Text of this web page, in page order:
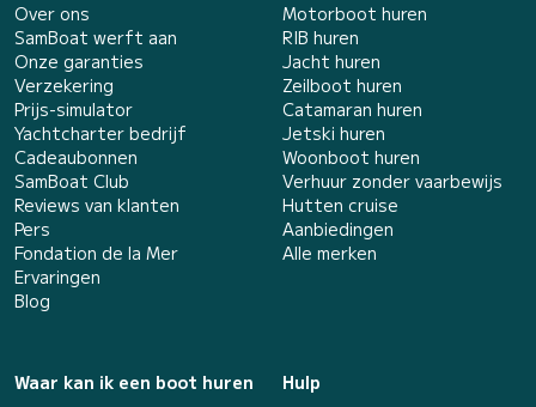
Over ons
SamBoat werft aan
Onze garanties
Verzekering
Prijs-simulator
Yachtcharter bedrijf
Cadeaubonnen
SamBoat Club
Reviews van klanten
Pers
Fondation de la Mer
Ervaringen
Blog
Motorboot huren
RIB huren
Jacht huren
Zeilboot huren
Catamaran huren
Jetski huren
Woonboot huren
Verhuur zonder vaarbewijs
Hutten cruise
Aanbiedingen
Alle merken
Waar kan ik een boot huren
Hulp